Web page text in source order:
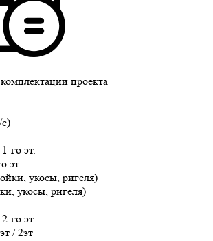
проекта
го эт.
эт.
укосы, ригеля)
укосы, ригеля)
го эт.
/ 2эт